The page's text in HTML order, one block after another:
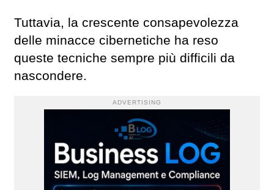
Tuttavia, la crescente consapevolezza
delle minacce cibernetiche ha reso
queste tecniche sempre più difficili da
nascondere.
ADVERTISING